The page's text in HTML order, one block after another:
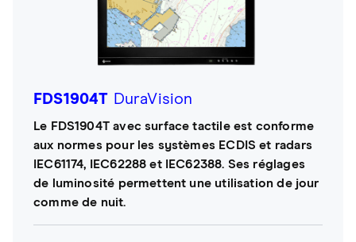
FDS1904T DuraVision
Le FDS1904T avec surface tactile est conforme
aux normes pour les systèmes ECDIS et radars
IEC61174, IEC62288 et IEC62388. Ses réglages
de luminosité permettent une utilisation de jour
comme de nuit.